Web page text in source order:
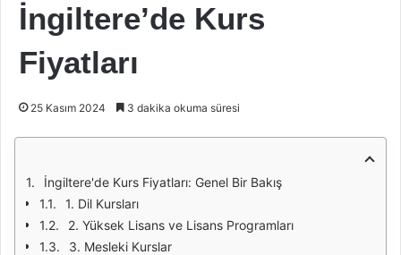
İngiltere’de Kurs
Fiyatları
25 Kasım 2024 3 dakika okuma süresi
İngiltere'de Kurs Fiyatları: Genel Bir Bakış
1. Dil Kursları
2. Yüksek Lisans ve Lisans Programları
3. Mesleki Kurslar